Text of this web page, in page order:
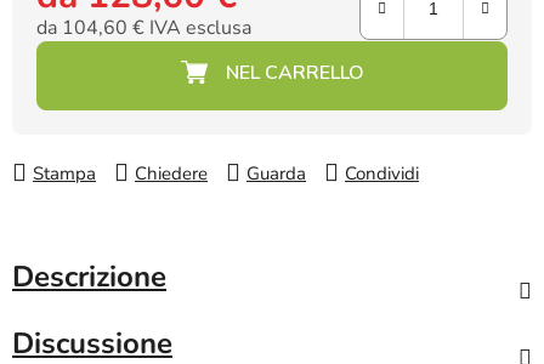
da 104,60 € IVA esclusa
Prezzo della misura:
Stampa Chiedere Guarda Condividi
Descrizione
Discussione